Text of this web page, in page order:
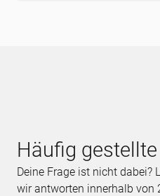
Häufig
Deine Frage ist nicht dabei?
wir antworten innerhalb von